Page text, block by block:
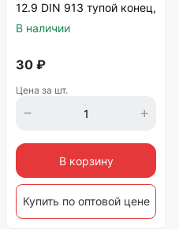
12.9 DIN 913 тупой конец,
черный
В наличии
30 ₽
Цена за шт.
В корзину
Купить по оптовой цене